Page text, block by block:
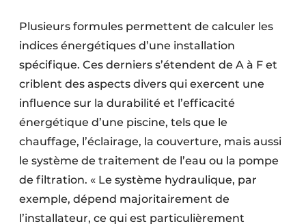
Plusieurs formules permettent de calculer les
indices énergétiques d’une installation
spécifique. Ces derniers s’étendent de A à F et
criblent des aspects divers qui exercent une
influence sur la durabilité et l’efficacité
énergétique d’une piscine, tels que le
chauffage, l’éclairage, la couverture, mais aussi
le système de traitement de l’eau ou la pompe
de filtration. « Le système hydraulique, par
exemple, dépend majoritairement de
l’installateur, ce qui est particulièrement